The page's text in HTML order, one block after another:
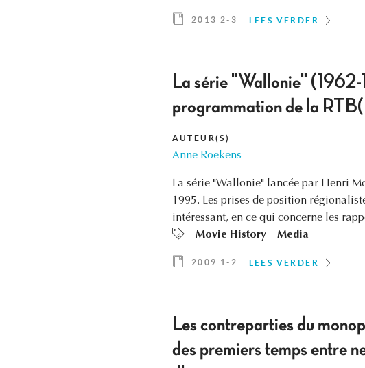
2013 2-3 LEES VERDER
La série "Wallonie"
programmation de la
AUTEUR(S)
Anne Roekens
La série "Wallonie" lancée par Henri
1995. Les prises de position
intéressant, en ce qui concerne les
Movie History
Media
2009 1-2 LEES VERDER
Les contreparties du
des premiers temps entre